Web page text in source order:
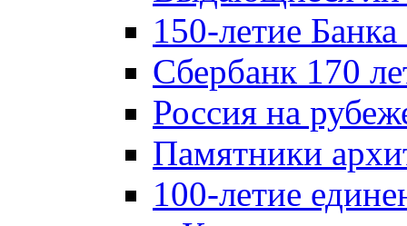
150-летие
Сбербанк 170
Россия на
Памятники
100-летие